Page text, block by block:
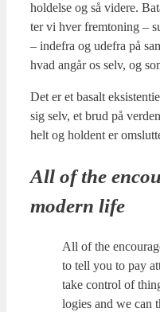
hol­del­se og så vide­re.
ter vi hver fremto­ning –
– inde­fra og ude­fra på
hvad angår os selv, og
Det er et basalt
sig selv, et brud på
helt og hol­dent er
All of the
modern life
All of the
to tell you to pay
take con­trol of
lo­gies and we can